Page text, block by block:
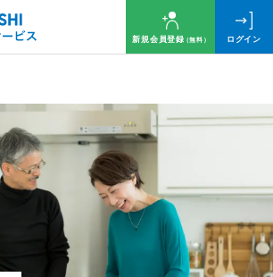
新規会員登録（無料） ログイン
毎月抽選で 名様に
円分のQUOカードプレゼント！
新規会員登録（無料）